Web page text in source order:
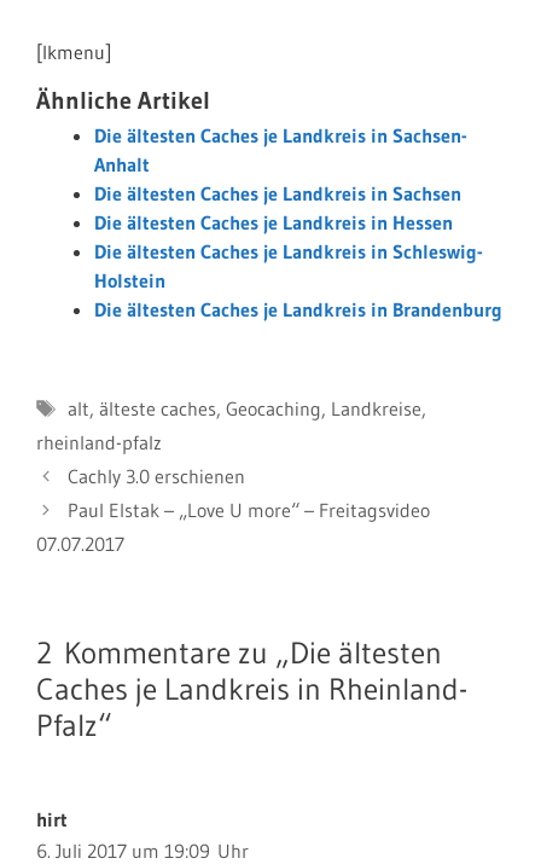
[lkmenu]
Ähnliche Artikel
Die ältesten Caches je Landkreis in Sachsen-
Anhalt
Die ältesten Caches je Landkreis in Sachsen
Die ältesten Caches je Landkreis in Hessen
Die ältesten Caches je Landkreis in Schleswig-
Holstein
Die ältesten Caches je Landkreis in Brandenburg
Schlagwörter
alt, älteste caches, Geocaching, Landkreise,
rheinland-pfalz
Cachly 3.0 erschienen
Paul Elstak – „Love U more“ – Freitagsvideo
07.07.2017
2 Kommentare zu „Die ältesten
Caches je Landkreis in Rheinland-
Pfalz“
hirt
6. Juli 2017 um 19:09 Uhr